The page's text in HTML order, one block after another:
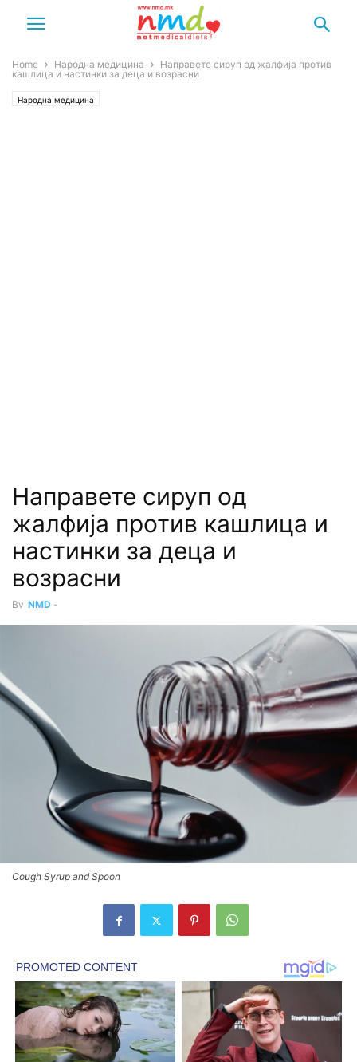
Home Народна медицина
Направете сируп од жалфија против
кашлица и настинки за деца и возрасни
Народна медицина
Направете сируп од
жалфија против кашлица и
настинки за деца и
возрасни
By NMD -
Cough Syrup and Spoon